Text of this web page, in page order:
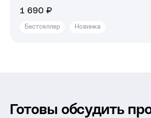
1 690 ₽
Бестселлер Новинка
Готовы обсудить